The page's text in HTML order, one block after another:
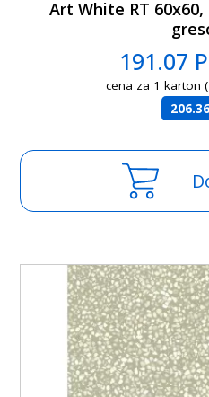
Art White RT 60x60,
191.07
cena za 1 karton